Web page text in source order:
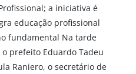
a iniciativa é
educação profissional
fundamental Na tarde
prefeito Eduardo Tadeu
Raniero, o secretário de